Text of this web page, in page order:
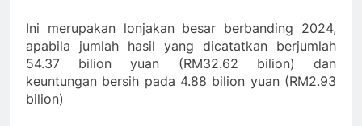
Ini merupakan lonjakan besar berbanding 2024,
apabila jumlah hasil yang dicatatkan berjumlah
54.37 bilion yuan (RM32.62 bilion) dan
keuntungan bersih pada 4.88 bilion yuan (RM2.93
bilion)